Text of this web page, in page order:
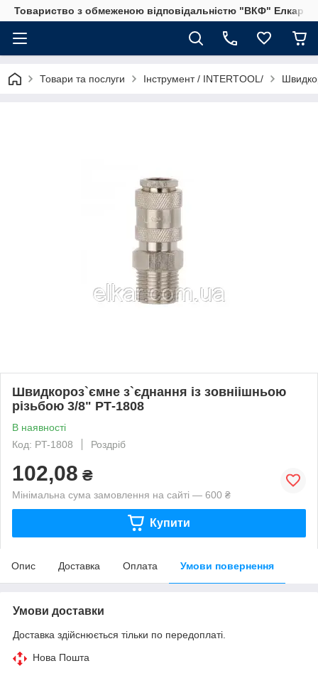
Товариство з обмеженою відповідальністю "ВКФ" Елкар"
Товари та послуги Інструмент / INTERTOOL/
Швидкороз`ємне з`єднання із зовніішньою
різьбою 3/8" РТ-1808
В наявності
Код: PT-1808
Роздріб
102,08 ₴
Мінімальна сума замовлення на сайті — 600 ₴
Купити
Опис Доставка Оплата Умови повернення
Умови доставки
Доставка здійснюється тільки по передоплаті.
Нова Пошта